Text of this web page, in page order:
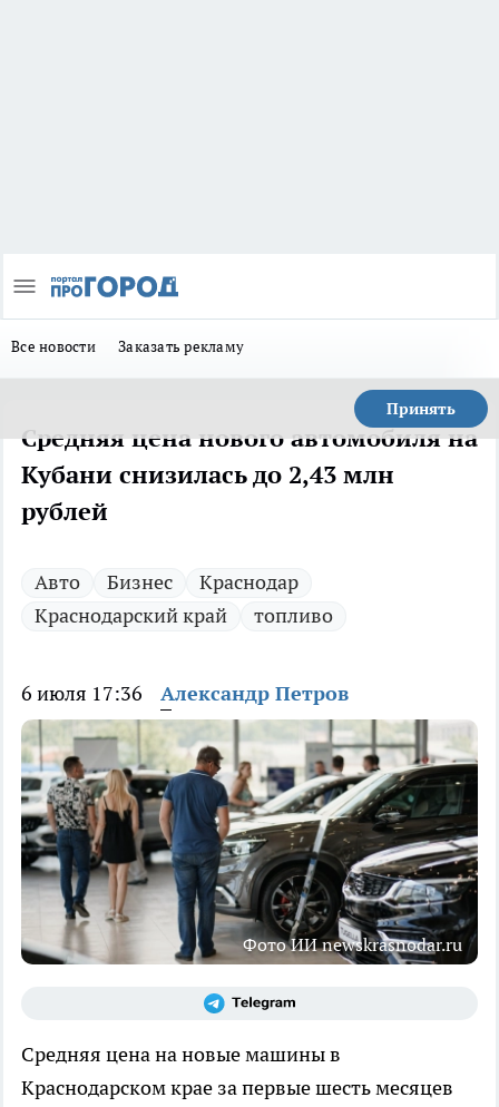
Все новости Заказать рекламу
Принять
Средняя цена нового автомобиля на
Кубани снизилась до 2,43 млн
рублей
Авто Бизнес
Краснодар
Краснодарский край
топливо
6 июля 17:36 Александр Петров
Фото ИИ newskrasnodar.ru
Средняя цена на новые машины в
Краснодарском крае за первые шесть месяцев